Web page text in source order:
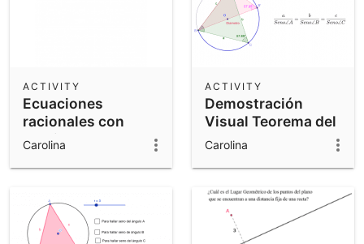
Ecuaciones
racionales con
sentido
ACTIVITY
Carolina
Demostración
Visual Teorema del
Seno
ACTIVITY
Carolina